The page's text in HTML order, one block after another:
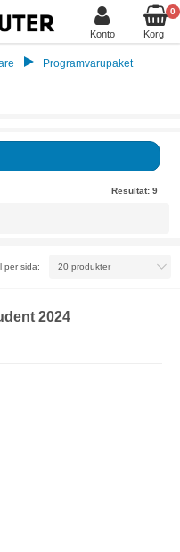
Konto
0
Korg
Programvarupaket
Resultat: 9
per sida:
2024